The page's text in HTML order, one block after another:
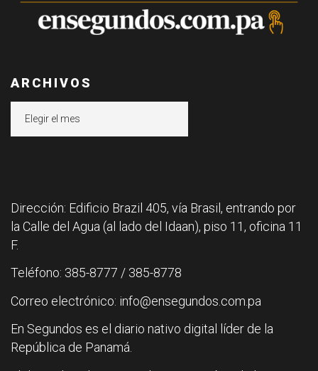
ARCHIVOS
Dirección: Edificio Brazil 405, vía Brasil, entrando por
la Calle del Agua (al lado del Idaan), piso 11, oficina 11
F.
Teléfono: 385-8777 / 385-8778
Correo electrónico: info@ensegundos.com.pa
En Segundos es el diario nativo digital líder de la
República de Panamá.